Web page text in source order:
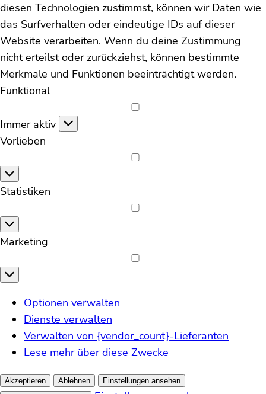
diesen Technologien zustimmst, können wir Daten wie
das Surfverhalten oder eindeutige IDs auf dieser
Website verarbeiten. Wenn du deine Zustimmung
nicht erteilst oder zurückziehst, können bestimmte
Merkmale und Funktionen beeinträchtigt werden.
Funktional
Funktional
Immer aktiv
Vorlieben
Vorlieben
Statistiken
Statistiken
Marketing
Marketing
Optionen verwalten
Dienste verwalten
Verwalten von {vendor_count}-Lieferanten
Lese mehr über diese Zwecke
Akzeptieren Ablehnen
Einstellungen ansehen